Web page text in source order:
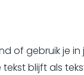
of gebruik je
blijft als